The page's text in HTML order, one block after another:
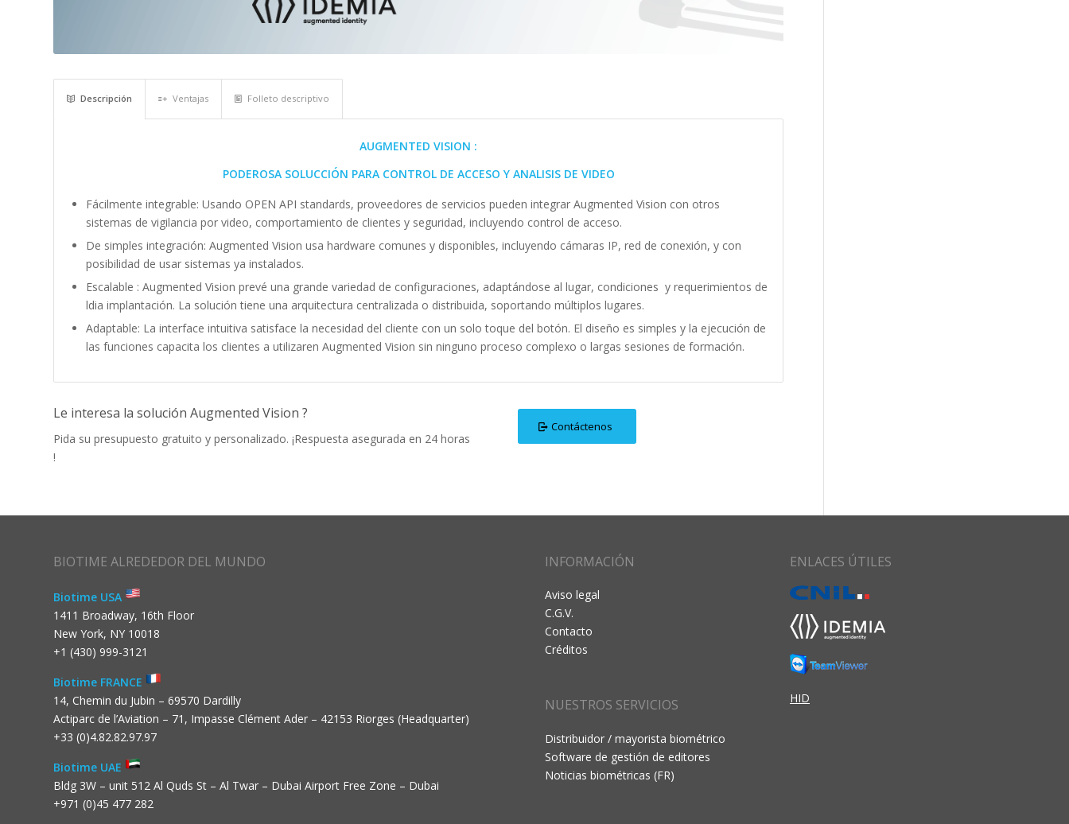
Descripción Ventajas Folleto descriptivo
AUGMENTED VISION :
PODEROSA SOLUCCIÓN PARA CONTROL DE ACCESO Y ANALISIS DE VIDEO
Fácilmente integrable: Usando OPEN API standards, proveedores de servicios pueden integrar Augmented Vision con otros
sistemas de vigilancia por video, comportamiento de clientes y seguridad, incluyendo control de acceso.
De simples integración: Augmented Vision usa hardware comunes y disponibles, incluyendo cámaras IP, red de conexión, y con
posibilidad de usar sistemas ya instalados.
Escalable : Augmented Vision prevé una grande variedad de configuraciones, adaptándose al lugar, condiciones y requerimientos de
ldia implantación. La solución tiene una arquitectura centralizada o distribuida, soportando múltiplos lugares.
Adaptable: La interface intuitiva satisface la necesidad del cliente con un solo toque del botón. El diseño es simples y la ejecución de
las funciones capacita los clientes a utilizaren Augmented Vision sin ninguno proceso complexo o largas sesiones de formación.
Le interesa la solución Augmented Vision ?
Pida su presupuesto gratuito y personalizado. ¡Respuesta asegurada en 24 horas
!
Contáctenos
BIOTIME ALREDEDOR DEL MUNDO
Biotime USA
1411 Broadway, 16th Floor
New York, NY 10018
+1 (430) 999-3121
Biotime FRANCE
14, Chemin du Jubin – 69570 Dardilly
Actiparc de l’Aviation – 71, Impasse Clément Ader – 42153 Riorges (Headquarter)
+33 (0)4.82.82.97.97
Biotime UAE
Bldg 3W – unit 512 Al Quds St – Al Twar – Dubai Airport Free Zone – Dubai
+971 (0)45 477 282
INFORMACIÓN
Aviso legal
C.G.V.
Contacto
Créditos
NUESTROS SERVICIOS
Distribuidor / mayorista biométrico
Software de gestión de editores
Noticias biométricas (FR)
ENLACES ÚTILES
HID